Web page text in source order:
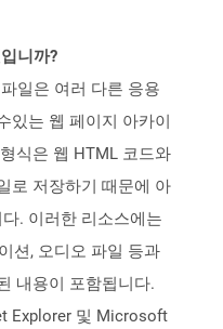
니까?
일은 여러 다른 응용
있는 웹 페이지 아카이
식은 웹 HTML 코드와
로 저장하기 때문에 아
. 이러한 리소스에는
션, 오디오 파일 등과
내용이 포함됩니다.
Explorer 및 Microsoft